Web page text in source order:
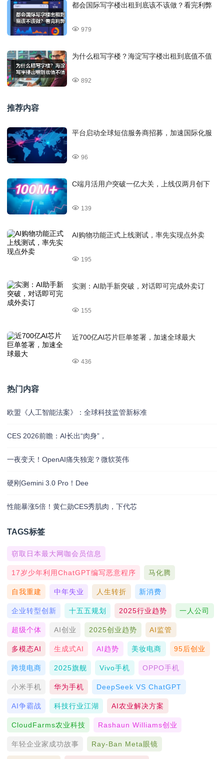
都会国际写字楼出租到底该不该做？看完利弊
979
为什么租写字楼？海淀写字楼出租到底值不值
892
推荐内容
平台启动全球短信服务商招募，加速国际化服
96
C端月活用户突破一亿大关，上线仅两月创下
139
AI购物功能正式上线测试，率先实现点外卖
195
实测：AI助手新突破，对话即可完成外卖订
155
近700亿AI芯片巨单签署，加速全球最大
436
热门内容
欧盟《人工智能法案》：全球科技监管新标准
CES 2026前瞻：AI长出“肉身”，
一夜变天！OpenAI痛失独宠？微软英伟
硬刚Gemini 3.0 Pro！Dee
性能暴涨5倍！黄仁勋CES秀肌肉，下代芯
TAGS标签
窃取日本最大网咖会员信息
17岁少年利用ChatGPT编写恶意程序 马化腾
自我重建 中年失业 人生转折 新消费
企业转型创新 十五五规划 2025行业趋势 一人公司
超级个体 AI创业 2025创业趋势 AI监管
多模态AI 生成式AI AI趋势 美妆电商 95后创业
跨境电商 2025旗舰 Vivo手机 OPPO手机
小米手机 华为手机 DeepSeek VS ChatGPT
AI争霸战 科技行业江湖 AI农业解决方案
CloudFarms农业科技 Rashaun Williams创业
年轻企业家成功故事 Ray-Ban Meta眼镜